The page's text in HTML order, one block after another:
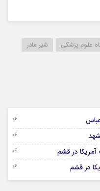
علوم پزشکی
شیر مادر
06 آگوست 2026
06 آگوست 2026
06 آگوست 2026
در قشم 06 آگوست 2026